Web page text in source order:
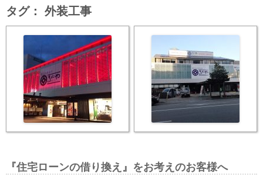
タグ： 外装工事
『住宅ローンの借り換え』をお考えのお客様へ